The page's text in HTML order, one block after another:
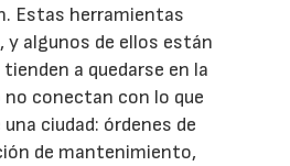
Estas herramientas
algunos de ellos están
a quedarse en la
no conectan con lo que
ciudad: órdenes de
de mantenimiento,